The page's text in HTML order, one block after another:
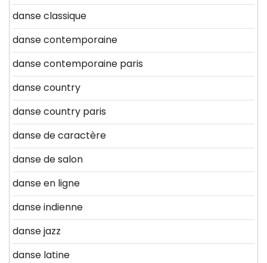
danse classique
danse contemporaine
danse contemporaine paris
danse country
danse country paris
danse de caractère
danse de salon
danse en ligne
danse indienne
danse jazz
danse latine